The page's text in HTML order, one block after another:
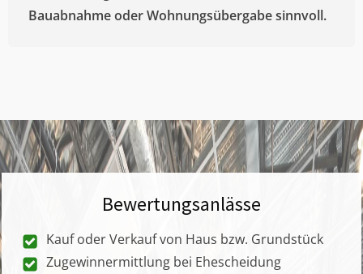
Bauabnahme oder Wohnungsübergabe sinnvoll.
Bewertungsanlässe
Kauf oder Verkauf von Haus bzw. Grundstück
Zugewinnermittlung bei Ehescheidung